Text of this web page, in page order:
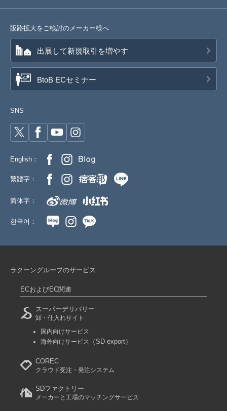
販路拡大をご検討のメーカー様へ
出展して新規取引を増やす
BtoB ECセミナー
SNS
English：
繁體字：
简体字：
한국어：
ラクーングループのサービス
ECおよびEC関連
スーパーデリバリー
卸・仕入れサイト
国内向けサービス
海外向けサービス
（SD export）
COREC
クラウド受注・発注システム
SDファクトリー
メーカーと工場のマッチングサービス